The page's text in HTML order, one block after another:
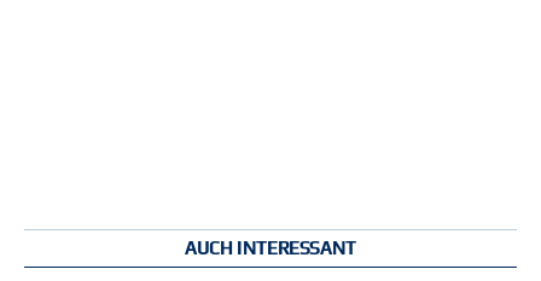
AUCH INTERESSANT